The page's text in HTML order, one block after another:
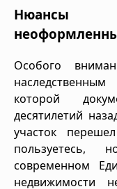
Нюансы с
Особого
которой
десятилетий
участок
пользуетесь,
современном
недвижимости